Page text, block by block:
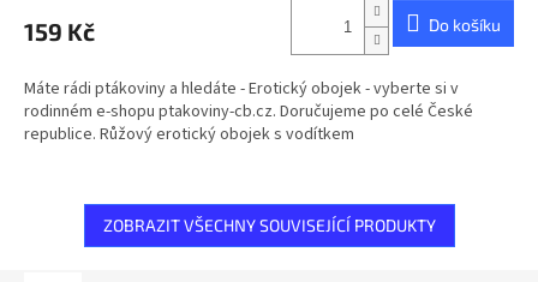
159 Kč Do košíku
Máte rádi ptákoviny a hledáte - Erotický obojek - vyberte si v
rodinném e-shopu ptakoviny-cb.cz. Doručujeme po celé České
republice. Růžový erotický obojek s vodítkem
ZOBRAZIT VŠECHNY SOUVISEJÍCÍ PRODUKTY